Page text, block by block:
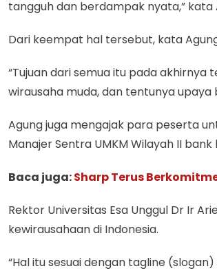
tangguh dan berdampak nyata,” kata
Dari keempat hal tersebut, kata
“Tujuan dari semua itu pada akhirnya
wirausaha muda, dan tentunya upaya
Agung juga mengajak para peserta
Manajer Sentra UMKM Wilayah II
Baca juga:Sharp Terus
Rektor Universitas Esa Unggul Dr Ir
kewirausahaan di Indonesia.
“Hal itu sesuai dengan tagline